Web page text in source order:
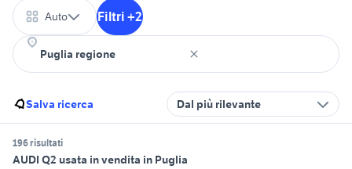
Auto Filtri +2
Salva ricerca Dal più rilevante
196 risultati
AUDI Q2 usata in vendita in Puglia